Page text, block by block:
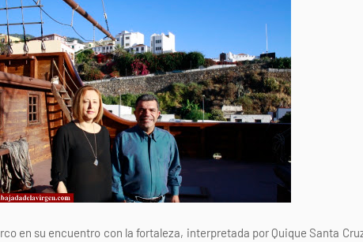
en su encuentro con la fortaleza, interpretada por Quique Santa